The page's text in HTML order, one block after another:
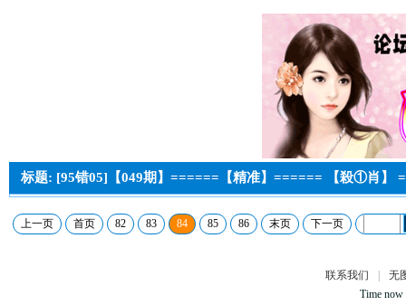
标题: [95错05]【049期】======【精准】====== 【殺①肖】
上一页 首页 82 83 84 85 86 末页 下一页
联系我们
无
Time now